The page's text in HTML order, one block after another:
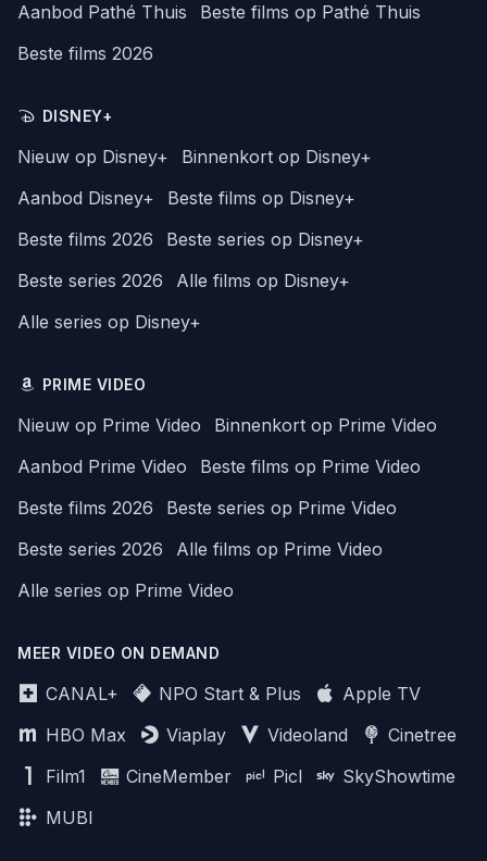
Aanbod Pathé Thuis
Beste films op Pathé Thuis
Beste films 2026
DISNEY+
Nieuw op Disney+
Binnenkort op Disney+
Aanbod Disney+
Beste films op Disney+
Beste films 2026
Beste series op Disney+
Beste series 2026
Alle films op Disney+
Alle series op Disney+
PRIME VIDEO
Nieuw op Prime Video
Binnenkort op Prime Video
Aanbod Prime Video
Beste films op Prime Video
Beste films 2026
Beste series op Prime Video
Beste series 2026
Alle films op Prime Video
Alle series op Prime Video
MEER VIDEO ON DEMAND
CANAL+ NPO Start & Plus
Apple TV
HBO Max
Viaplay Videoland
Cinetree
Film1
CineMember Picl
SkyShowtime
MUBI